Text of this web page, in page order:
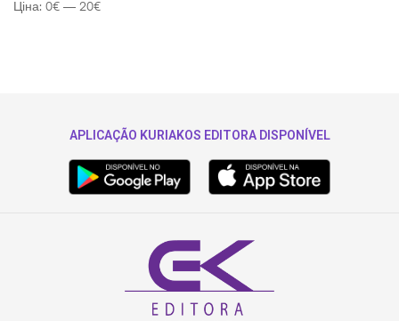
Ціна: 0€ — 20€
APLICAÇÃO KURIAKOS EDITORA DISPONÍVEL